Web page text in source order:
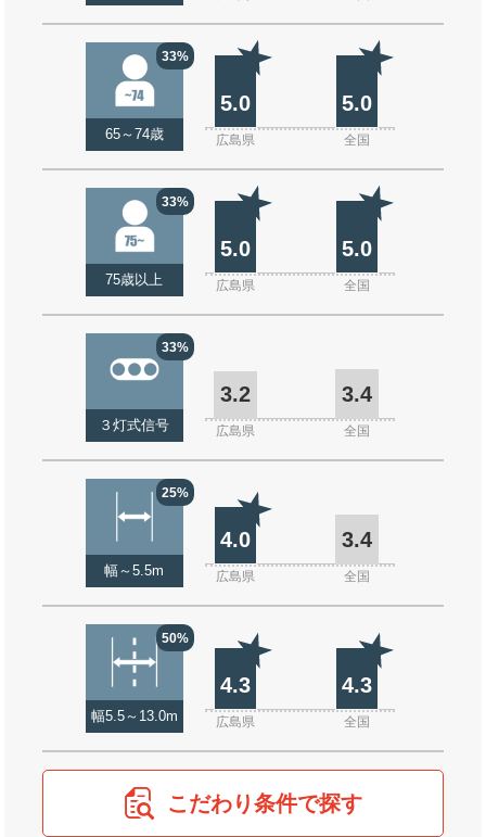
33%
65～74歳
5.0 5.0
広島県 全国
33%
75歳以上
5.0 5.0
広島県 全国
33%
３灯式信号
3.2 3.4
広島県 全国
25%
幅～5.5m
4.0 3.4
広島県 全国
50%
幅5.5～13.0m
4.3 4.3
広島県 全国
こだわり条件で探す